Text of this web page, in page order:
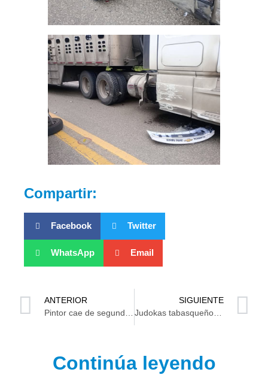
Compartir:
Facebook Twitter
WhatsApp Email
ANTERIOR
SIGUIENTE
Judokas tabasqueños rumbo a torneo Nacional
Continúa leyendo